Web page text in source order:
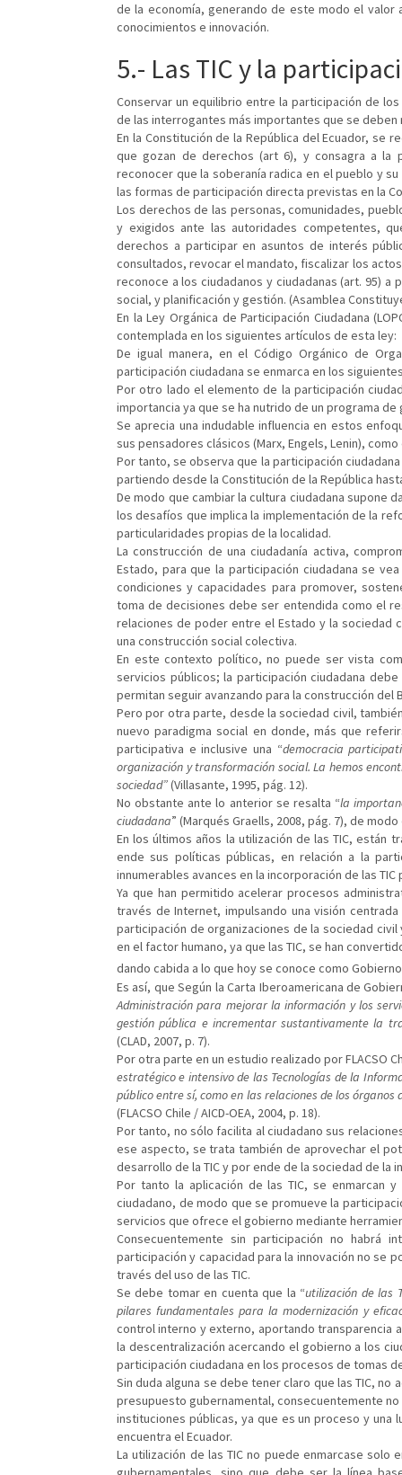
de la economía, generando de este modo el
conocimientos e innovación.
5.- Las TIC y la
Conservar un equilibrio entre la participación de
de las interrogantes más importantes que se
En la Constitución de la República del Ecuador, se
que gozan de derechos (art 6), y consagra a la
reconocer que la soberanía radica en el pueblo y
las formas de participación directa previstas en la
Los derechos de las personas, comunidades,
y exigidos ante las autoridades competentes,
derechos a participar en asuntos de interés
consultados, revocar el mandato, fiscalizar los
reconoce a los ciudadanos y ciudadanas (art. 95)
social, y planificación y gestión. (Asamblea
En la Ley Orgánica de Participación Ciudadana
contemplada en los siguientes artículos de esta ley:
De igual manera, en el Código Orgánico de
participación ciudadana se enmarca en los
Por otro lado el elemento de la participación
importancia ya que se ha nutrido de un programa
Se aprecia una indudable influencia en estos
sus pensadores clásicos (Marx, Engels, Lenin),
Por tanto, se observa que la participación
partiendo desde la Constitución de la República
De modo que cambiar la cultura ciudadana supone
los desafíos que implica la implementación de la
particularidades propias de la localidad.
La construcción de una ciudadanía activa,
Estado, para que la participación ciudadana se
condiciones y capacidades para promover,
toma de decisiones debe ser entendida como el
relaciones de poder entre el Estado y la
una construcción social colectiva.
En este contexto político, no puede ser vista
servicios públicos; la participación ciudadana
permitan seguir avanzando para la construcción del
Pero por otra parte, desde la sociedad civil,
nuevo paradigma social en donde, más que
participativa e inclusive una “democracia
organización y transformación social. La hemos
sociedad”(Villasante, 1995, pág. 12).
No obstante ante lo anterior se resalta “la
ciudadana” (Marqués Graells, 2008, pág. 7), de
En los últimos años la utilización de las TIC,
ende sus políticas públicas, en relación a la
innumerables avances en la incorporación de las
Ya que han permitido acelerar procesos
través de Internet, impulsando una visión
participación de organizaciones de la sociedad
en el factor humano, ya que las TIC, se han
dando cabida a lo que hoy se conoce como
Es así, que Según la Carta Iberoamericana de
Administración para mejorar la información y los
gestión pública e incrementar sustantivamente la
(CLAD, 2007, p. 7).
Por otra parte en un estudio realizado por FLACSO
estratégico e intensivo de las Tecnologías de la
público entre sí, como en las relaciones de los
(FLACSO Chile / AICD-OEA, 2004, p. 18).
Por tanto, no sólo facilita al ciudadano sus
ese aspecto, se trata también de aprovechar el
desarrollo de la TIC y por ende de la sociedad de la
Por tanto la aplicación de las TIC, se enmarcan
ciudadano, de modo que se promueve la
servicios que ofrece el gobierno mediante
Consecuentemente sin participación no habrá
participación y capacidad para la innovación no se
través del uso de las TIC.
Se debe tomar en cuenta que la “utilización de las
pilares fundamentales para la modernización y
control interno y externo, aportando transparencia
la descentralización acercando el gobierno a los
participación ciudadana en los procesos de tomas
Sin duda alguna se debe tener claro que las TIC,
presupuesto gubernamental, consecuentemente
instituciones públicas, ya que es un proceso y
encuentra el Ecuador.
La utilización de las TIC no puede enmarcase